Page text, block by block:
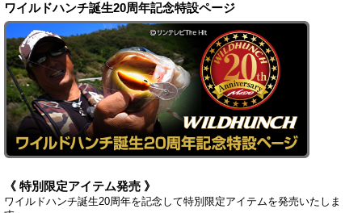
ワイルドハンチ誕生20周年記念特設ページ
《 特別限定アイテム発売 》
ワイルドハンチ誕生20周年を記念して特別限定アイテムを発売いたしま